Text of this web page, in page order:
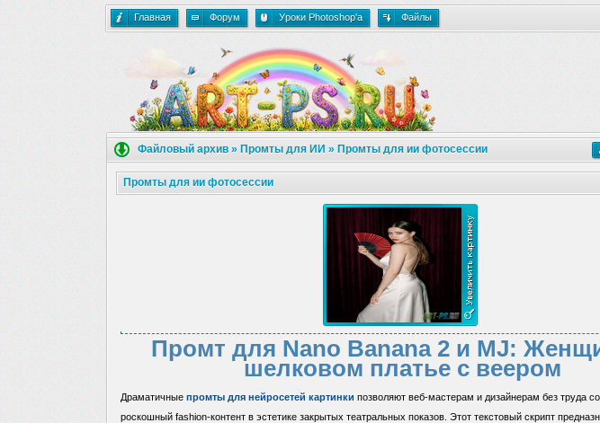
Главная Форум Уроки Photoshop'a Файлы
Файловый архив » Промты для ИИ » Промты для ии фотосессии
Промты для ии фотосессии
Промт для Nano Banana 2 и MJ:
шелковом платье с веером
Драматичные промты для нейросетей картинки позволяют веб-мастерам и дизайнерам без труда
роскошный fashion-контент в эстетике закрытых театральных показов. Этот текстовый скрипт